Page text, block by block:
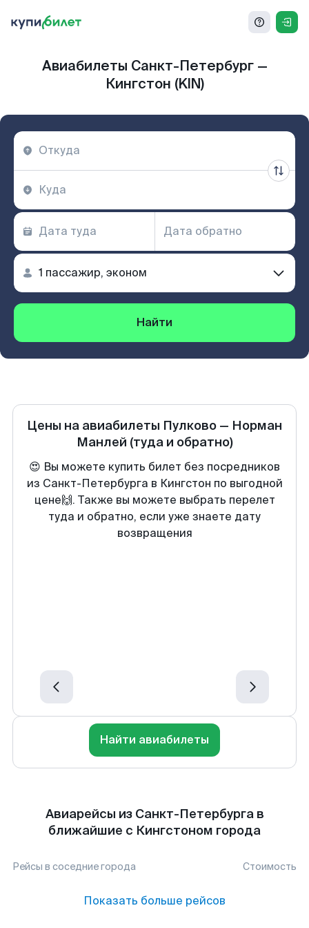
Авиабилеты Санкт-Петербург —
Кингстон (KIN)
Найти
Цены на авиабилеты Пулково — Норман
Манлей (туда и обратно)
😍 Вы можете купить билет без посредников
из Санкт-Петербурга в Кингстон по выгодной
цене🙌. Также вы можете выбрать перелет
туда и обратно, если уже знаете дату
возвращения
Найти авиабилеты
Авиарейсы из Санкт-Петербурга в
ближайшие с Кингстоном города
Рейсы в соседние города Стоимость
Показать больше рейсов